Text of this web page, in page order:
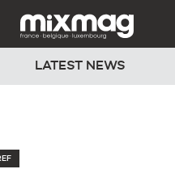
LATEST NEWS